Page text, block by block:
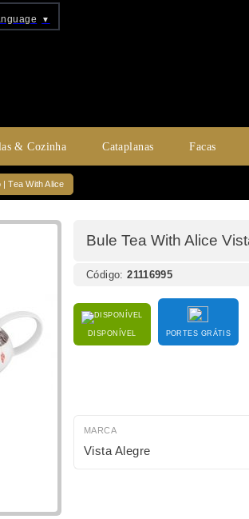
▼
& Cozinha Cataplanas Facas
| Tea With Alice
Bule Tea With Alice
Código:21116995
DISPONÍVEL PORTES GRÁTIS
MARCA
Vista Alegre